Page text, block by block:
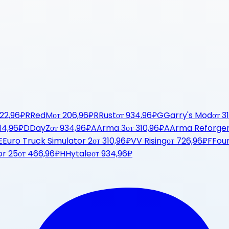
RRedMот206,96₽RRustот934,96₽GGarry's Modот
DDayZот934,96₽AArma 3от310,96₽AArma
Euro Truck Simulator 2от310,96₽VV Risingот 726,96₽F
25от 466,96₽HHytaleот934,96₽